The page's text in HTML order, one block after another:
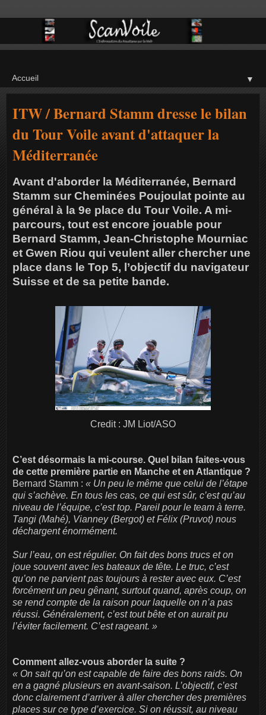
▼
ITW / Bernard Stamm dresse le bilan
du Tour Voile avant d'attaquer la
Méditerranée
Avant d'aborder la Méditerranée, Bernard
Stamm sur Cheminées Poujoulat pointe au
général à la 9e place du Tour Voile. A mi-
parcours, tout est encore jouable pour
Bernard Stamm, Jean-Christophe Mourniac
et Gwen Riou qui veulent aller chercher une
place dans le Top 5, l’objectif du navigateur
Suisse et de sa petite bande.
Credit : JM Liot/ASO
C’est désormais la mi-course. Quel bilan faites-vous
de cette première partie en Manche et en Atlantique ?
Bernard Stamm : « Un peu le même que celui de l’étape
qui s’achève. En tous les cas, ce qui est sûr, c’est qu’au
niveau de l’équipe, c’est top. Pareil pour le team à terre.
Tangi (Mahé), Vianney (Bergot) et Félix (Pruvot) nous
déchargent énormément.
Sur l’eau, on est régulier. On fait des bons trucs et on
joue souvent avec les bateaux de tête. Le truc, c’est
qu’on ne parvient pas toujours à rester avec eux. C’est
forcément un peu gênant, surtout quand, après coup, on
se rend compte de la raison pour laquelle on n’a pas
réussi. Généralement, c’est tout bête et on aurait pu
l’éviter facilement. C’est rageant. »
Comment allez-vous aborder la suite ?
« On sait qu’on est capable de faire des bons raids. On
en a gagné plusieurs en avant-saison. L’objectif, c’est
donc clairement d’arriver à aller chercher des premières
places sur ce type d’exercice. Si on réussit, au niveau